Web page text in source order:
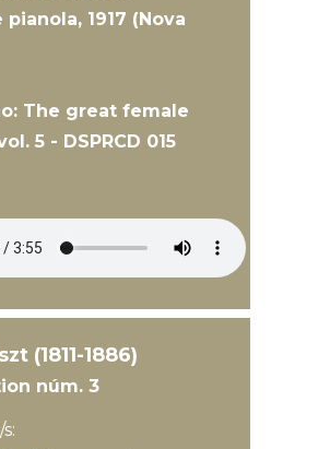
1917 (Nova
The great female
5 - DSPRCD 015
(1811-1886)
núm. 3